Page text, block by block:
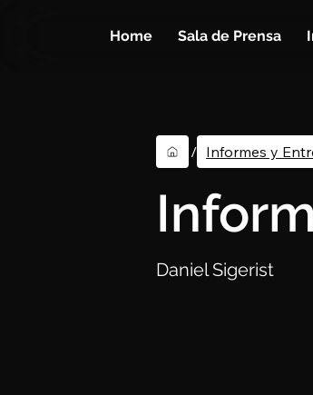
Home Sala de Prensa
/ Informes y
Daniel Sigerist